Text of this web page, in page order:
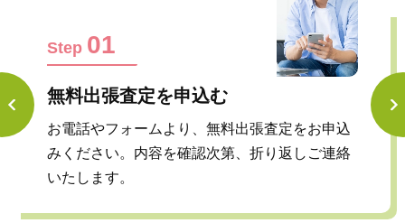
Step 01
無料出張査定を申込む
お電話やフォームより、無料出張査定をお申込
みください。内容を確認次第、折り返しご連絡
いたします。